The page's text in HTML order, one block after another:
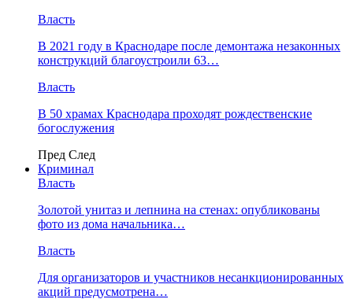
Власть
В 2021 году в Краснодаре после демонтажа незаконных
конструкций благоустроили 63…
Власть
В 50 храмах Краснодара проходят рождественские
богослужения
Пред След
Криминал
Власть
​Золотой унитаз и лепнина на стенах: опубликованы
фото из дома начальника…
Власть
Для организаторов и участников несанкционированных
акций предусмотрена…